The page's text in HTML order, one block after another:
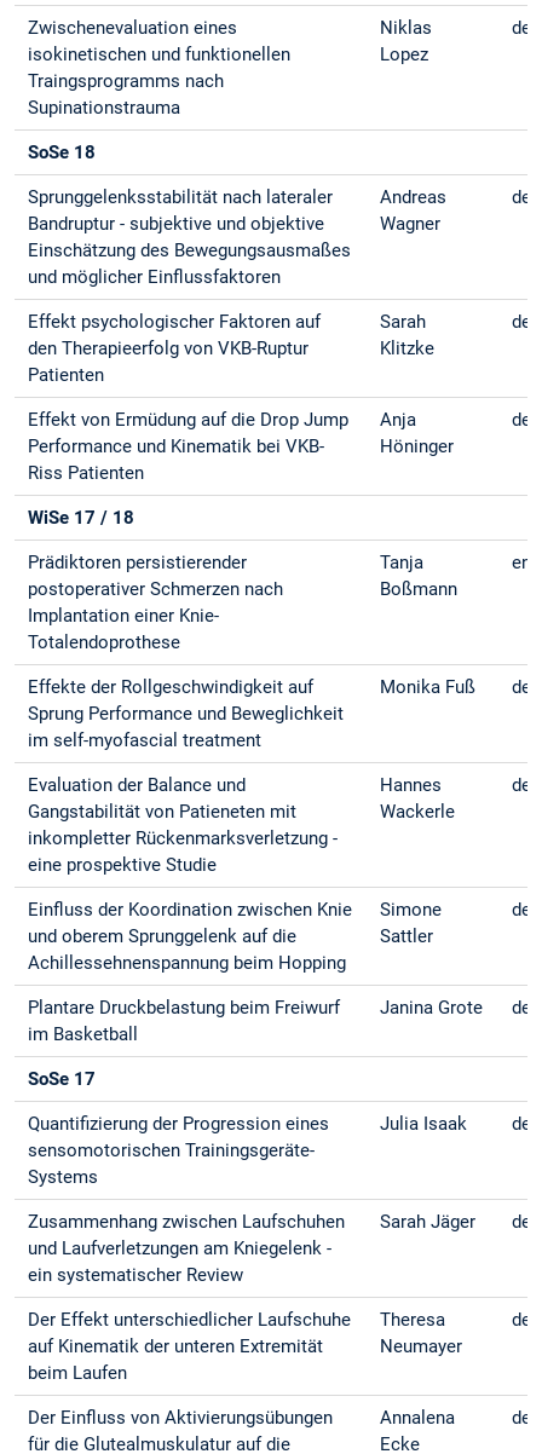
Zwischenevaluation eines
isokinetischen und funktionellen
Traingsprogramms nach
Supinationstrauma
Niklas
Lopez
SoSe 18
Sprunggelenksstabilität nach lateraler
Bandruptur - subjektive und objektive
Einschätzung des Bewegungsausmaßes
und möglicher Einflussfaktoren
Andreas
Wagner
Effekt psychologischer Faktoren auf
den Therapieerfolg von VKB-Ruptur
Patienten
Sarah
Klitzke
Effekt von Ermüdung auf die Drop Jump
Performance und Kinematik bei VKB-
Riss Patienten
Anja
Höninger
WiSe 17 / 18
Prädiktoren persistierender
postoperativer Schmerzen nach
Implantation einer Knie-
Totalendoprothese
Tanja
Boßmann
Effekte der Rollgeschwindigkeit auf
Sprung Performance und Beweglichkeit
im self-myofascial treatment
Monika Fuß
Evaluation der Balance und
Gangstabilität von Patieneten mit
inkompletter Rückenmarksverletzung -
eine prospektive Studie
Hannes
Wackerle
Einfluss der Koordination zwischen Knie
und oberem Sprunggelenk auf die
Achillessehnenspannung beim Hopping
Simone
Sattler
Plantare Druckbelastung beim Freiwurf
im Basketball
Janina Grote
SoSe 17
Quantifizierung der Progression eines
sensomotorischen Trainingsgeräte-
Systems
Julia Isaak
Zusammenhang zwischen Laufschuhen
und Laufverletzungen am Kniegelenk -
ein systematischer Review
Sarah Jäger
Der Effekt unterschiedlicher Laufschuhe
auf Kinematik der unteren Extremität
beim Laufen
Theresa
Neumayer
Der Einfluss von Aktivierungsübungen
für die Glutealmuskulatur auf die
Annalena
Ecke